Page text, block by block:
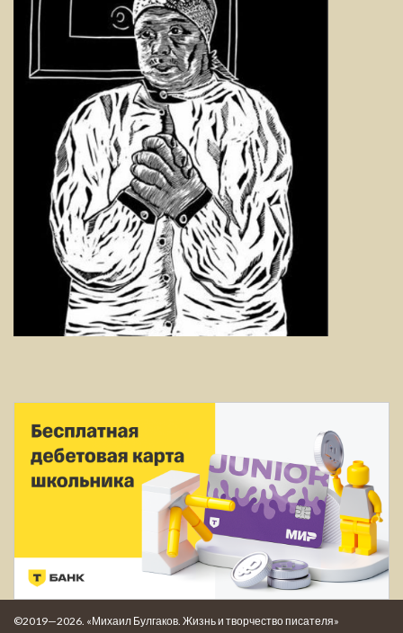
©2019—2026. «Михаил Булгаков. Жизнь и творчество писателя»